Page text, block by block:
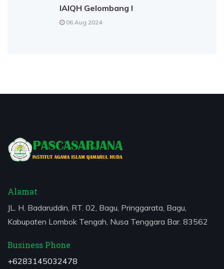
IAIQH Gelombang I
06 Aug 2024
Alamat
JL. H. Badaruddin, RT. 02, Bagu, Pringgarata, Bagu,
Kabupaten Lombok Tengah, Nusa Tenggara Bar. 83562
Business Phone
+6283145032478